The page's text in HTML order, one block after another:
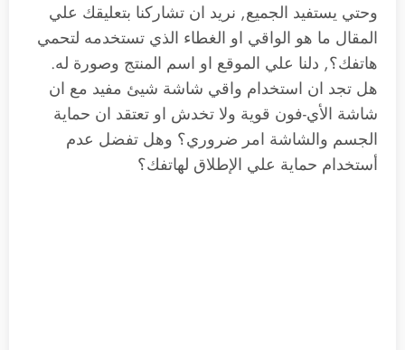
وحتي يستفيد الجميع, نريد ان تشاركنا بتعليقك علي
المقال ما هو الواقي او الغطاء الذي تستخدمه لتحمي
هاتفك؟, دلنا علي الموقع او اسم المنتج وصورة له.
هل تجد ان استخدام واقي شاشة شيئ مفيد مع ان
شاشة الأي-فون قوية ولا تخدش او تعتقد ان حماية
الجسم والشاشة امر ضروري؟ وهل تفضل عدم
أستخدام حماية علي الإطلاق لهاتفك؟